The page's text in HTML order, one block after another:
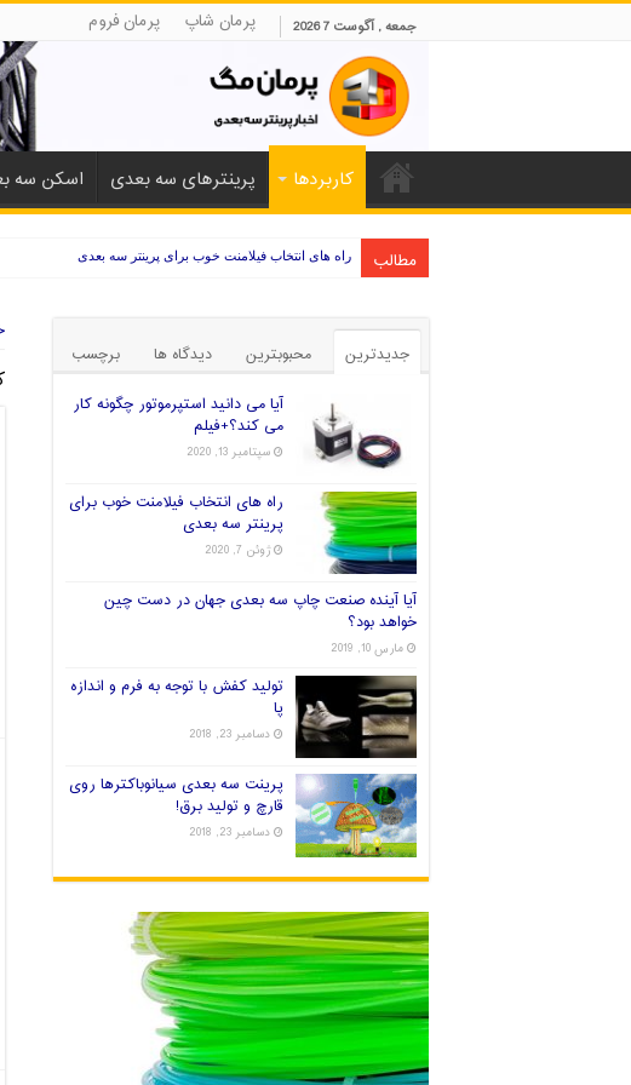
جمعه , آگوست 7 2026 پرمان شاپ پرمان فروم
کاربردها پرینترهای سه بعدی اسکن سه
مطالب راه های انتخاب فیلامنت خوب برای پرینتر سه بعدی
جدیدترین محبوبترین دیدگاه ها برچسب
آیا می دانید استپرموتور چگونه کار
می کند؟+فیلم
سپتامبر 13, 2020
راه های انتخاب فیلامنت خوب برای
پرینتر سه بعدی
ژوئن 7, 2020
آیا آینده صنعت چاپ سه بعدی جهان در دست چین
خواهد بود؟
مارس 10, 2019
تولید کفش با توجه به فرم و اندازه
پا
دسامبر 23, 2018
پرینت سه بعدی سیانوباکترها روی
قارچ و تولید برق!
دسامبر 23, 2018